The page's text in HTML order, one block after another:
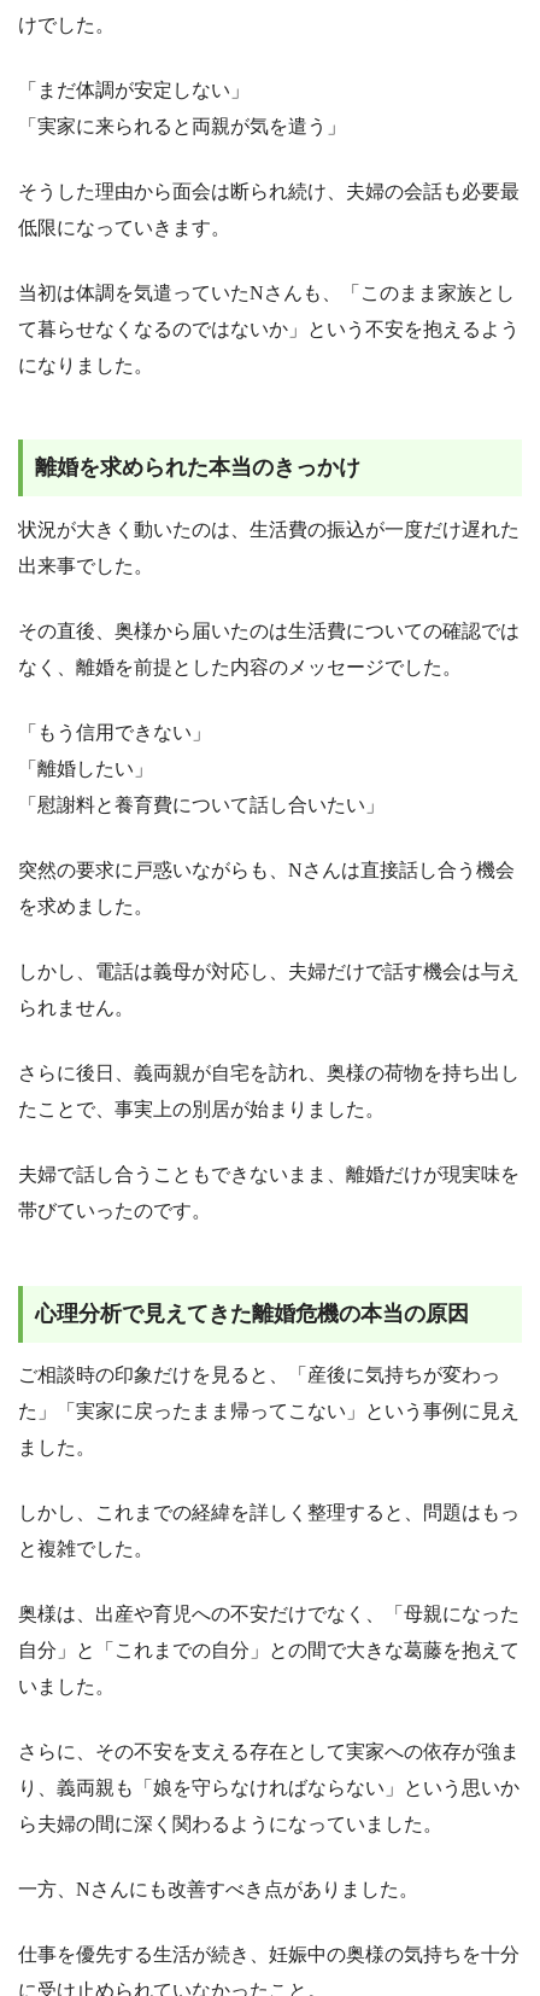
けでした。
「まだ体調が安定しない」
「実家に来られると両親が気を遣う」
そうした理由から面会は断られ続け、夫婦の会話も必要最
低限になっていきます。
当初は体調を気遣っていたNさんも、「このまま家族とし
て暮らせなくなるのではないか」という不安を抱えるよう
になりました。
離婚を求められた本当のきっかけ
状況が大きく動いたのは、生活費の振込が一度だけ遅れた
出来事でした。
その直後、奥様から届いたのは生活費についての確認では
なく、離婚を前提とした内容のメッセージでした。
「もう信用できない」
「離婚したい」
「慰謝料と養育費について話し合いたい」
突然の要求に戸惑いながらも、Nさんは直接話し合う機会
を求めました。
しかし、電話は義母が対応し、夫婦だけで話す機会は与え
られません。
さらに後日、義両親が自宅を訪れ、奥様の荷物を持ち出し
たことで、事実上の別居が始まりました。
夫婦で話し合うこともできないまま、離婚だけが現実味を
帯びていったのです。
心理分析で見えてきた離婚危機の本当の原因
ご相談時の印象だけを見ると、「産後に気持ちが変わっ
た」「実家に戻ったまま帰ってこない」という事例に見え
ました。
しかし、これまでの経緯を詳しく整理すると、問題はもっ
と複雑でした。
奥様は、出産や育児への不安だけでなく、「母親になった
自分」と「これまでの自分」との間で大きな葛藤を抱えて
いました。
さらに、その不安を支える存在として実家への依存が強ま
り、義両親も「娘を守らなければならない」という思いか
ら夫婦の間に深く関わるようになっていました。
一方、Nさんにも改善すべき点がありました。
仕事を優先する生活が続き、妊娠中の奥様の気持ちを十分
に受け止められていなかったこと。